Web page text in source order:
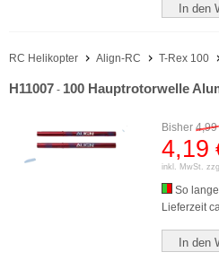
In den
RC Helikopter Align-RC T-Rex 100
H11007 - 100 Hauptrotorwelle
Bisher 4,99
4,19
inkl. MwSt.
So
Lieferzeit
In den